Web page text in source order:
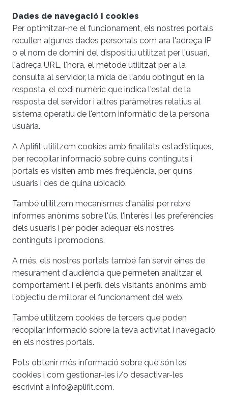
Dades de navegació i cookies
Per optimitzar-ne el funcionament, els nostres portals
recullen algunes dades personals com ara l'adreça IP
o el nom de domini del dispositiu utilitzat per l'usuari,
l'adreça URL, l'hora, el mètode utilitzat per a la
consulta al servidor, la mida de l'arxiu obtingut en la
resposta, el codi numèric que indica l'estat de la
resposta del servidor i altres paràmetres relatius al
sistema operatiu de l'entorn informàtic de la persona
usuària.
A Aplifit utilitzem cookies amb finalitats estadístiques,
per recopilar informació sobre quins continguts i
portals es visiten amb més freqüència, per quins
usuaris i des de quina ubicació.
També utilitzem mecanismes d'anàlisi per rebre
informes anònims sobre l'ús, l'interès i les preferències
dels usuaris i per poder adequar els nostres
continguts i promocions.
A més, els nostres portals també fan servir eines de
mesurament d'audiència que permeten analitzar el
comportament i el perfil dels visitants anònims amb
l'objectiu de millorar el funcionament del web.
També utilitzem cookies de tercers que poden
recopilar informació sobre la teva activitat i navegació
en els nostres portals.
Pots obtenir més informació sobre què són les
cookies i com gestionar-les i/o desactivar-les
escrivint a info@aplifit.com.